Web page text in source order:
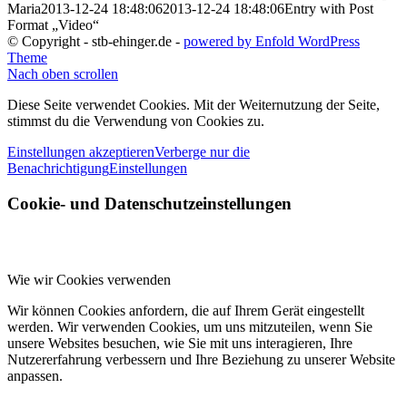
Maria2013-12-24 18:48:062013-12-24 18:48:06Entry with Post
Format „Video“
© Copyright - stb-ehinger.de - powered by Enfold WordPress
Theme
Nach oben scrollen
Diese Seite verwendet Cookies. Mit der Weiternutzung der Seite,
stimmst du die Verwendung von Cookies zu.
Einstellungen akzeptierenVerberge nur die
BenachrichtigungEinstellungen
Cookie- und Datenschutzeinstellungen
Wie wir Cookies verwenden
Wir können Cookies anfordern, die auf Ihrem Gerät eingestellt
werden. Wir verwenden Cookies, um uns mitzuteilen, wenn Sie
unsere Websites besuchen, wie Sie mit uns interagieren, Ihre
Nutzererfahrung verbessern und Ihre Beziehung zu unserer Website
anpassen.